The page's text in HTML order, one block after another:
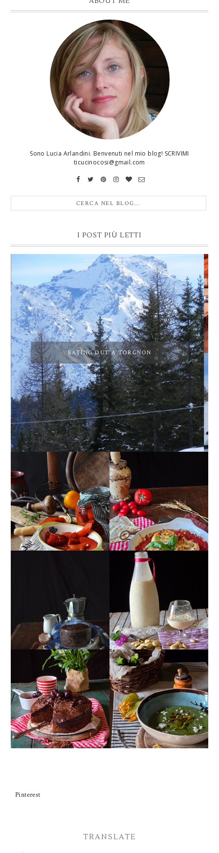
Sono Lucia Arlandini. Benvenuti nel mio blog! SCRIVIMI
ticucinocosi@gmail.com
I POST PIÙ LETTI
EATING OUT A TORGNON
PEPERONI ALLA
PIEMONTESE
GIRANDOLE DI
RICOTTA
MUG CAKE AL
CIOCCOLATO
MANDORLITO
TORTA DOPPIO
CIOCCOLATO E
CILIEGIE
CREMA ESTIVA DI
ZUCCHINE CON FIORI E
FETA
Pinterest
TRANSLATE